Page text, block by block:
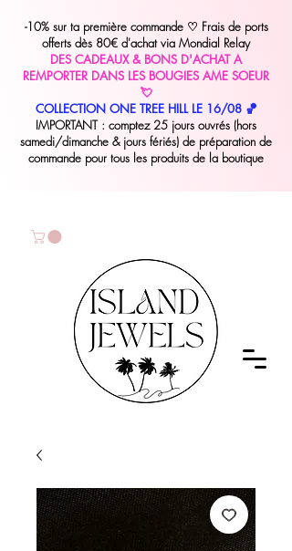
-10% sur ta première commande ♡ Frais de ports
offerts dès 80€ d'achat via Mondial Relay
DES CADEAUX & BONS D'ACHAT A
REMPORTER DANS LES BOUGIES AME SOEUR
💘
COLLECTION ONE TREE HILL LE 16/08 🏀
IMPORTANT : comptez 25 jours ouvrés (hors
samedi/dimanche & jours fériés) de préparation de
commande pour tous les produits de la boutique